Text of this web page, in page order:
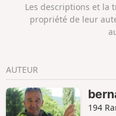
Les descriptions et la
propriété de leur
AUTEUR
194